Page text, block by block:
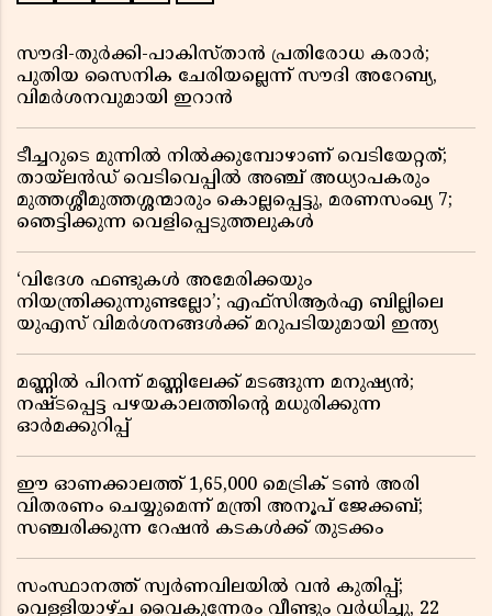
സൗദി-തുർക്കി-പാകിസ്താൻ പ്രതിരോധ കരാർ;
പുതിയ സൈനിക ചേരിയല്ലെന്ന് സൗദി അറേബ്യ,
വിമർശനവുമായി ഇറാൻ
ടീച്ചറുടെ മുന്നിൽ നിൽക്കുമ്പോഴാണ് വെടിയേറ്റത്;
തായ്‌ലൻഡ് വെടിവെപ്പിൽ അഞ്ച് അധ്യാപകരും
മുത്തശ്ശീമുത്തശ്ശന്മാരും കൊല്ലപ്പെട്ടു, മരണസംഖ്യ 7;
ഞെട്ടിക്കുന്ന വെളിപ്പെടുത്തലുകൾ
‘വിദേശ ഫണ്ടുകൾ അമേരിക്കയും
നിയന്ത്രിക്കുന്നുണ്ടല്ലോ’; എഫ്സിആർഎ ബില്ലിലെ
യുഎസ് വിമർശനങ്ങൾക്ക് മറുപടിയുമായി ഇന്ത്യ
മണ്ണിൽ പിറന്ന് മണ്ണിലേക്ക് മടങ്ങുന്ന മനുഷ്യൻ;
നഷ്ടപ്പെട്ട പഴയകാലത്തിൻ്റെ മധുരിക്കുന്ന
ഓർമക്കുറിപ്പ്
ഈ ഓണക്കാലത്ത് 1,65,000 മെട്രിക് ടൺ അരി
വിതരണം ചെയ്യുമെന്ന് മന്ത്രി അനൂപ് ജേക്കബ്;
സഞ്ചരിക്കുന്ന റേഷൻ കടകൾക്ക് തുടക്കം
സംസ്ഥാനത്ത് സ്വർണവിലയിൽ വൻ കുതിപ്പ്;
വെള്ളിയാഴ്ച വൈകുന്നേരം വീണ്ടും വർധിച്ചു, 22